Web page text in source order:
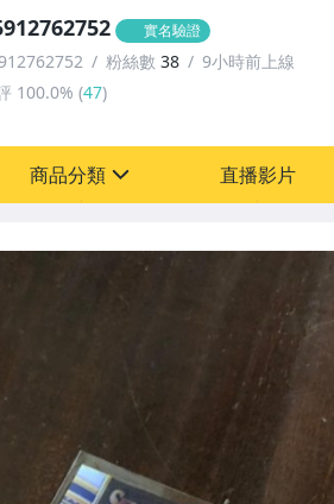
實名驗證
粉絲數 38
9小時前上線
100.0% (47)
商品分類 直播影片